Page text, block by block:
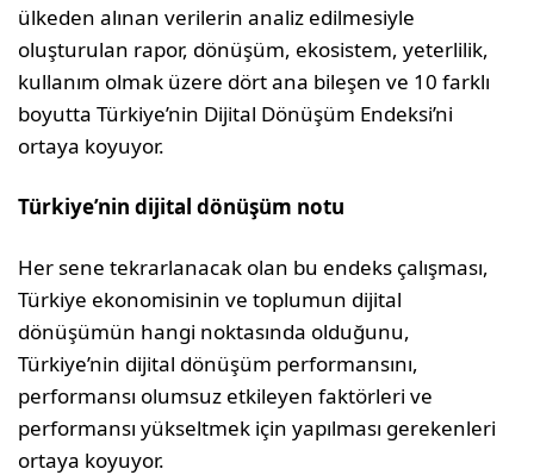
ülkeden alınan verilerin analiz edilmesiyle
oluşturulan rapor, dönüşüm, ekosistem, yeterlilik,
kullanım olmak üzere dört ana bileşen ve 10 farklı
boyutta Türkiye’nin Dijital Dönüşüm Endeksi’ni
ortaya koyuyor.
Türkiye’nin dijital dönüşüm notu
Her sene tekrarlanacak olan bu endeks çalışması,
Türkiye ekonomisinin ve toplumun dijital
dönüşümün hangi noktasında olduğunu,
Türkiye’nin dijital dönüşüm performansını,
performansı olumsuz etkileyen faktörleri ve
performansı yükseltmek için yapılması gerekenleri
ortaya koyuyor.